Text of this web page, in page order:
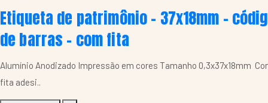
Etiqueta de patrimônio - 37x18mm -
de barras - com fita
Alumínio Anodizado Impressão em cores Tamanho 0,3x37x18mm
fita adesi..